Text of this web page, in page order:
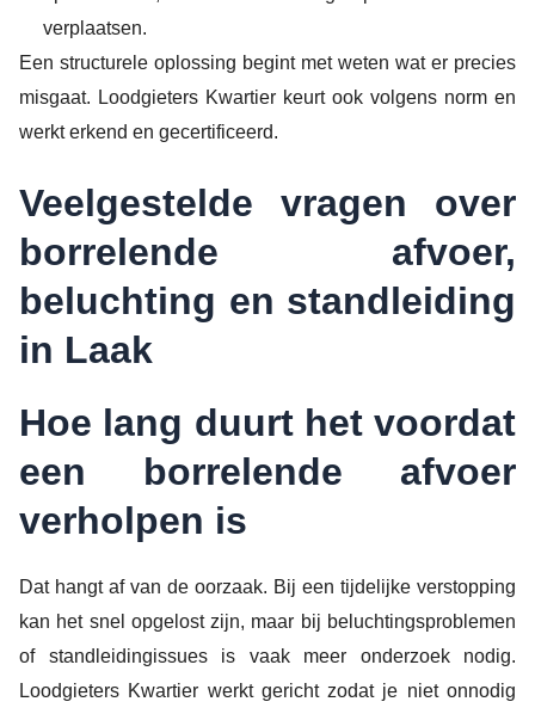
verplaatsen.
Een structurele oplossing begint met weten wat er precies
misgaat. Loodgieters Kwartier keurt ook volgens norm en
werkt erkend en gecertificeerd.
Veelgestelde vragen over
borrelende afvoer,
beluchting en standleiding
in Laak
Hoe lang duurt het voordat
een borrelende afvoer
verholpen is
Dat hangt af van de oorzaak. Bij een tijdelijke verstopping
kan het snel opgelost zijn, maar bij beluchtingsproblemen
of standleidingissues is vaak meer onderzoek nodig.
Loodgieters Kwartier werkt gericht zodat je niet onnodig